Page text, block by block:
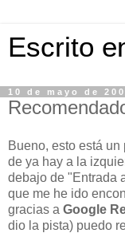
Escrito
10 de mayo de
Bueno, esto está
de ya hay a la
debajo de "Entrada
que me he ido
gracias a Google
dio la pista) puedo